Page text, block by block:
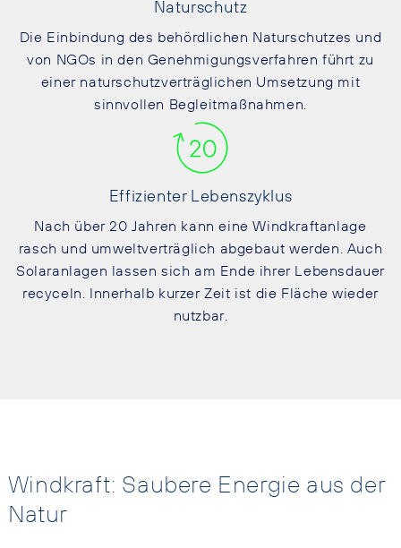
Naturschutz
Die Einbindung des behördlichen Naturschutzes und
von NGOs in den Genehmigungsverfahren führt zu
einer naturschutzverträglichen Umsetzung mit
sinnvollen Begleitmaßnahmen.
Effizienter Lebenszyklus
Nach über 20 Jahren kann eine Windkraftanlage
rasch und umweltverträglich abgebaut werden. Auch
Solaranlagen lassen sich am Ende ihrer Lebensdauer
recyceln. Innerhalb kurzer Zeit ist die Fläche wieder
nutzbar.
Windkraft: Saubere Energie aus der
Natur